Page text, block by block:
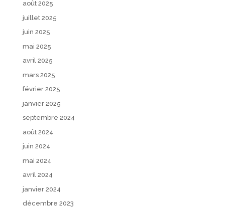
août 2025
juillet 2025
juin 2025
mai 2025
avril 2025
mars 2025
février 2025
janvier 2025
septembre 2024
août 2024
juin 2024
mai 2024
avril 2024
janvier 2024
décembre 2023